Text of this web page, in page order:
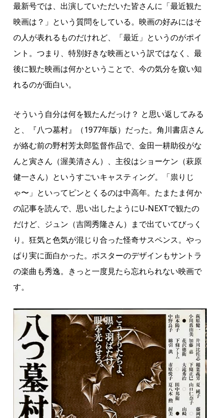
最新号では、出演していただいた皆さんに「最近観た
映画は？」という質問をしている。映画の好みにはそ
の人が表れるものだけれど、「最近」というのがポイ
ント。つまり、特別好きな映画という訳ではなく、最
後に観た映画は何かということで、今の気分を窺い知
れるのが面白い。
そういう自分は何を観たんだっけ？ と思い返してみる
と、『八つ墓村』（1977年版）だった。角川書店さん
が絡む前の野村芳太郎監督作品で、金田一耕助役がな
んと寅さん（渥美清さん）、主役はショーケン（萩原
健一さん）というすごいキャスティング。「祟りじ
ゃ〜」といってピンとくるのは中高年。たまたま何か
の記事を読んで、思い出したようにU-NEXTで観たの
だけど、ジュン（吉岡秀隆さん）まで出ていてびっく
り。狂気と色気が混じり合った怪奇サスペンス。やっ
ぱり実に面白かった。ポスターのデザインもサントラ
の楽曲も秀逸。きっと一度見たら忘れられない映画で
す。